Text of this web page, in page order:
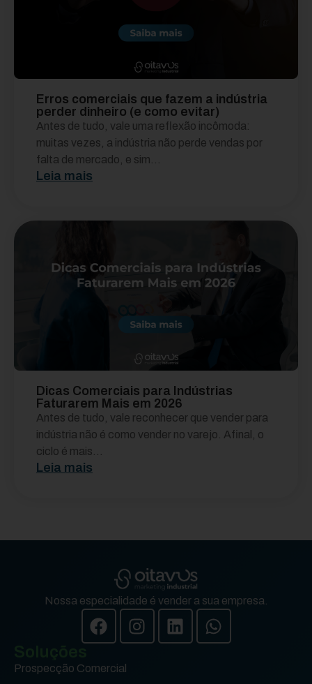
Erros comerciais que fazem a indústria
perder dinheiro (e como evitar)
Antes de tudo, vale uma reflexão incômoda:
muitas vezes, a indústria não perde vendas por
falta de mercado, e sim...
Leia mais
Dicas Comerciais para Indústrias
Faturarem Mais em 2026
Antes de tudo, vale reconhecer que vender para
indústria não é como vender no varejo. Afinal, o
ciclo é mais...
Leia mais
Nossa especialidade é vender a sua empresa.
Prospecção Comercial